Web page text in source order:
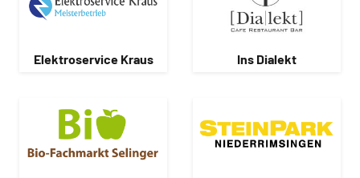
Elektroservice Kraus Ins Dialekt